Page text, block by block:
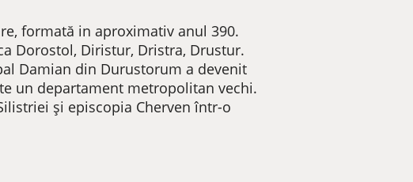
formată in aproximativ anul 390.
Dorostol, Diristur, Dristra, Drustur.
Damian din Durustorum a devenit
un departament metropolitan vechi.
și episcopia Cherven într-o